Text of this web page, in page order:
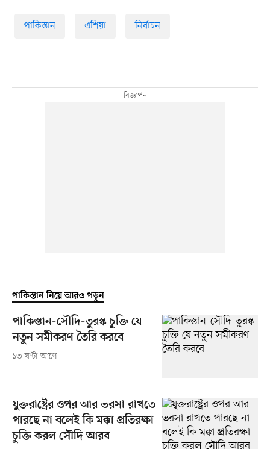
পাকিস্তান এশিয়া নির্বাচন
পাকিস্তান নিয়ে আরও পড়ুন
পাকিস্তান-সৌদি-তুরস্ক চুক্তি যে
নতুন সমীকরণ তৈরি করবে
১৩ ঘণ্টা আগে
যুক্তরাষ্ট্রের ওপর আর ভরসা রাখতে
পারছে না বলেই কি মক্কা প্রতিরক্ষা
চুক্তি করল সৌদি আরব